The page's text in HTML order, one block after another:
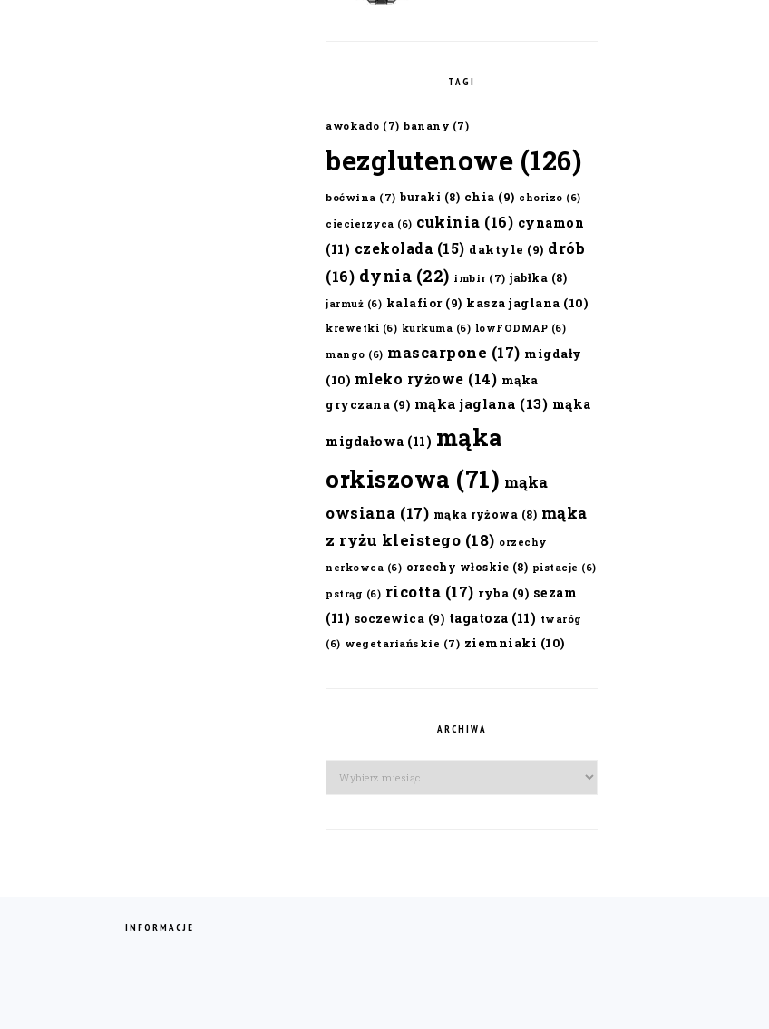
TAGI
awokado (7) banany (7)
bezglutenowe (126)
boćwina (7) buraki (8) chia (9) chorizo (6)
ciecierzyca (6) cukinia (16) cynamon
(11) czekolada (15) daktyle (9) drób
(16) dynia (22) imbir (7) jabłka (8)
jarmuż (6) kalafior(9) kasza jaglana (10)
krewetki (6) kurkuma (6) lowFODMAP (6)
mango (6) mascarpone (17) migdały
(10) mleko ryżowe (14) mąka
gryczana (9) mąka jaglana (13) mąka
migdałowa (11) mąka
orkiszowa (71) mąka
owsiana (17) mąka ryżowa (8) mąka
z ryżu kleistego (18) orzechy
nerkowca (6) orzechy włoskie (8) pistacje (6)
pstrąg (6) ricotta (17) ryba (9) sezam
(11) soczewica (9) tagatoza (11) twaróg
(6) wegetariańskie (7) ziemniaki (10)
ARCHIWA
Archiwa
INFORMACJE